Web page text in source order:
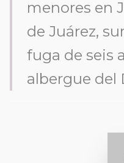
menores en
de Juárez,
fuga de seis
albergue del